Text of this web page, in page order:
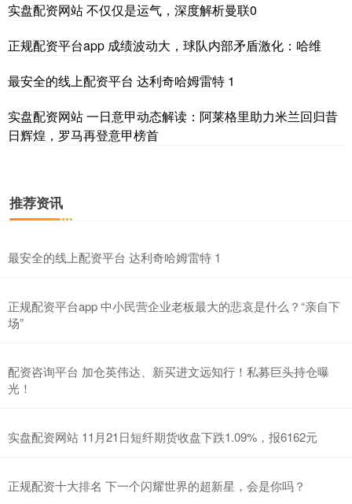
实盘配资网站 不仅仅是运气，深度解析曼联0
正规配资平台app 成绩波动大，球队内部矛盾激化：哈维
最安全的线上配资平台 达利奇哈姆雷特 1
实盘配资网站 一日意甲动态解读：阿莱格里助力米兰回归昔
日辉煌，罗马再登意甲榜首
推荐资讯
最安全的线上配资平台 达利奇哈姆雷特 1
正规配资平台app 中小民营企业老板最大的悲哀是什么？“亲自下
场”
配资咨询平台 加仓英伟达、新买进文远知行！私募巨头持仓曝
光！
实盘配资网站 11月21日短纤期货收盘下跌1.09%，报6162元
正规配资十大排名 下一个闪耀世界的超新星，会是你吗？